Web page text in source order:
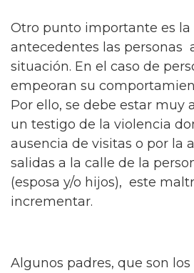
Otro punto importante es la
antecedentes las personas
situación. En el caso de
empeoran su
Por ello, se debe estar muy
un testigo de la violencia
ausencia de visitas o por la
salidas a la calle de la
(esposa y/o hijos), este
incrementar.
Algunos padres, que son